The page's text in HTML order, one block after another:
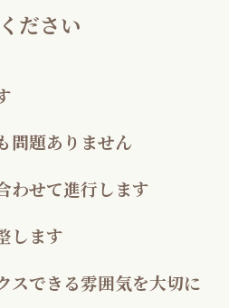
ださい
問題ありません
わせて進行します
します
スできる雰囲気を大切に